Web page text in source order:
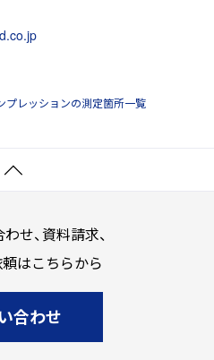
プレッションの測定箇所一覧
ジ
ト
ッ
プ
せ、資料請求、
頼はこちらから
合わせ